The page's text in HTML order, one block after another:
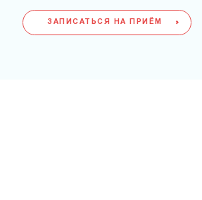
ЗАПИСАТЬСЯ НА ПРИЁМ